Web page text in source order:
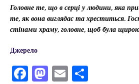
Головне те, що в серці у людини, яка
те, як вона виглядає та хреститься.
стінами храму, головне, щоб була щиро
Джерело
F M E